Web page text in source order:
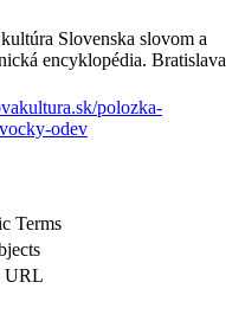
Slovenska slovom a
encyklopédia. Bratislava
polozka-
odev
Terms
URL